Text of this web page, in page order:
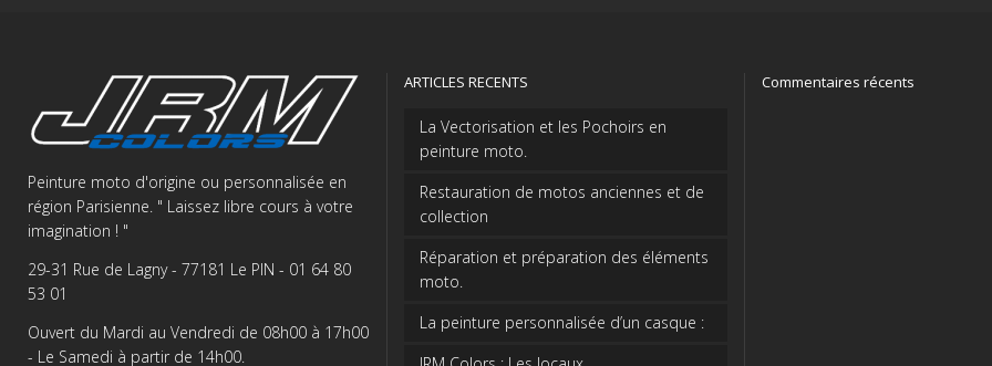
Peinture moto d'origine ou personnalisée en
région Parisienne. " Laissez libre cours à votre
imagination ! "
29-31 Rue de Lagny - 77181 Le PIN - 01 64 80
53 01
Ouvert du Mardi au Vendredi de 08h00 à 17h00
- Le Samedi à partir de 14h00.
ARTICLES RECENTS
La Vectorisation et les Pochoirs en
peinture moto.
Restauration de motos anciennes et de
collection
Réparation et préparation des éléments
moto.
La peinture personnalisée d’un casque :
Commentaires récents